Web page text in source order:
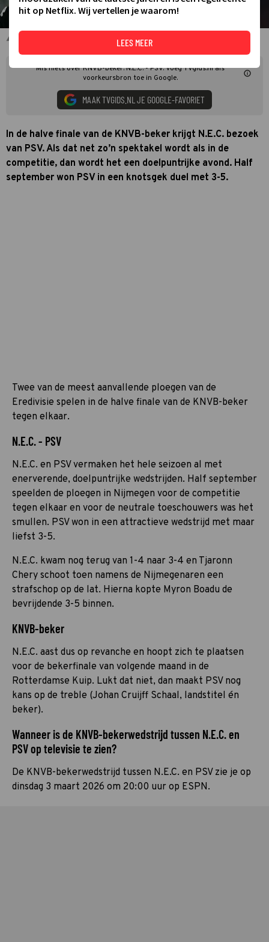
Ahmetcan Kaplan (N.E.C.) en Joey Veerman (PSV)
Mis niets over KNVB-beker: N.E.C. - PSV. Voeg TVgids.nl als
voorkeursbron toe in Google.
MAAK TVGIDS.NL JE GOOGLE-FAVORIET
In de halve finale van de KNVB-beker krijgt N.E.C. bezoek
van PSV. Als dat net zo’n spektakel wordt als in de
competitie, dan wordt het een doelpuntrijke avond. Half
september won PSV in een knotsgek duel met 3-5.
Twee van de meest aanvallende ploegen van de
Eredivisie spelen in de halve finale van de KNVB-beker
tegen elkaar.
N.E.C. - PSV
N.E.C. en PSV vermaken het hele seizoen al met
enerverende, doelpuntrijke wedstrijden. Half september
speelden de ploegen in Nijmegen voor de competitie
tegen elkaar en voor de neutrale toeschouwers was het
smullen. PSV won in een attractieve wedstrijd met maar
liefst 3-5.
N.E.C. kwam nog terug van 1-4 naar 3-4 en Tjaronn
Chery schoot toen namens de Nijmegenaren een
strafschop op de lat. Hierna kopte Myron Boadu de
bevrijdende 3-5 binnen.
KNVB-beker
N.E.C. aast dus op revanche en hoopt zich te plaatsen
voor de bekerfinale van volgende maand in de
Rotterdamse Kuip. Lukt dat niet, dan maakt PSV nog
kans op de treble (Johan Cruijff Schaal, landstitel én
beker).
Wanneer is de KNVB-bekerwedstrijd tussen N.E.C. en
PSV op televisie te zien?
De KNVB-bekerwedstrijd tussen N.E.C. en PSV zie je op
dinsdag 3 maart 2026 om 20:00 uur op ESPN.
hit op Netflix. Wij vertellen je waarom!
LEES MEER